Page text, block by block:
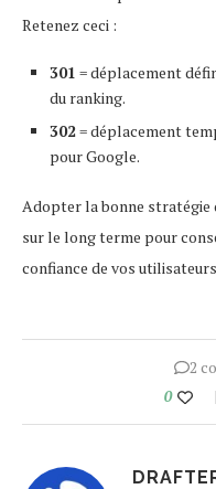
Retenez ceci :
301 = déplacement
du ranking.
302= déplacement
pour Google.
Adopter la bonne stratégie
sur le long terme pour
confiance de vos
2
0